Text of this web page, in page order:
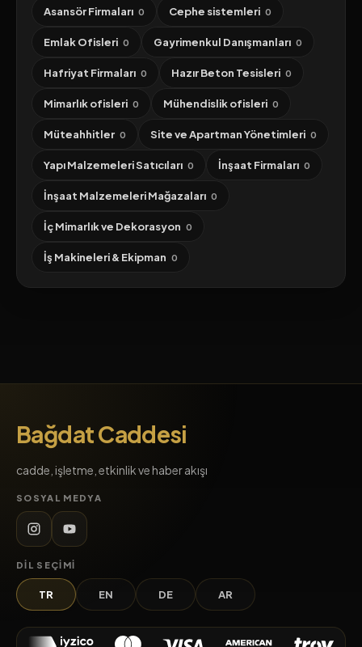
Asansör Firmaları 0 Cephe sistemleri 0
Emlak Ofisleri 0 Gayrimenkul Danışmanları 0
Hafriyat Firmaları 0 Hazır Beton Tesisleri 0
Mimarlık ofisleri 0 Mühendislik ofisleri 0
Müteahhitler 0 Site ve Apartman Yönetimleri 0
Yapı Malzemeleri Satıcıları 0 İnşaat Firmaları 0
İnşaat Malzemeleri Mağazaları 0
İç Mimarlık ve Dekorasyon 0
İş Makineleri & Ekipman 0
Bağdat Caddesi
cadde, işletme, etkinlik ve haber akışı
SOSYAL MEDYA
DIL SEÇIMI
TR EN DE AR